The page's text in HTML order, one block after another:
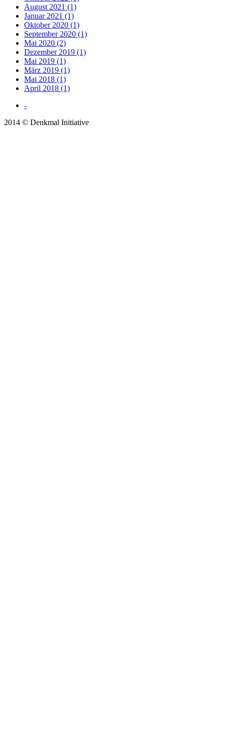
August 2021 (1)
Januar 2021 (1)
Oktober 2020 (1)
September 2020 (1)
Mai 2020 (2)
Dezember 2019 (1)
Mai 2019 (1)
März 2019 (1)
Mai 2018 (1)
April 2018 (1)
-
2014 © Denkmal Initiative